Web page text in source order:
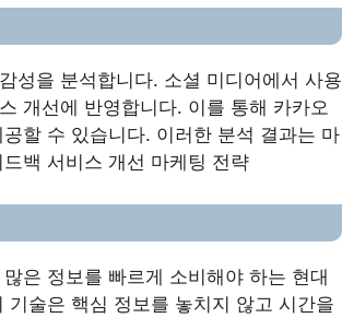
성을 분석합니다. 소셜 미디어에서 사용
개선에 반영합니다. 이를 통해 카카오
할 수 있습니다. 이러한 분석 결과는 마
백 서비스 개선 마케팅 전략
은 정보를 빠르게 소비해야 하는 현대
술은 핵심 정보를 놓치지 않고 시간을